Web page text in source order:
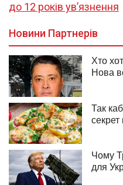
до 12 років ув’язнення